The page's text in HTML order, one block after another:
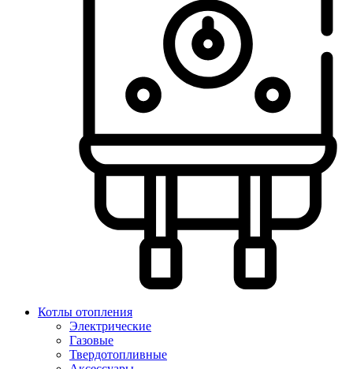
Котлы отопления
Электрические
Газовые
Твердотопливные